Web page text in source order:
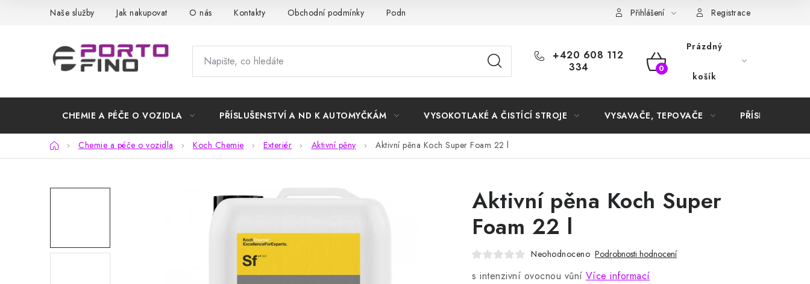
Naše služby Jak nakupovat O nás Kontakty Obchodní podmínky Podmínky ochrany osobních údajů Samoobslužné platební terminály
Přihlášení Registrace
+420 608 112
334
NÁKUPNÍ
Prázdný
košík
CHEMIE A PÉČE O VOZIDLA PŘÍSLUŠENSTVÍ A ND K AUTOMYČKÁM VYSOKOTLAKÉ A ČISTÍCÍ STROJE VYSAVAČE, TEPOVAČE PŘÍSLUŠENSTVÍ
DomůChemie a péče o vozidla Koch Chemie Exteriér Aktivní pěny Aktivní pěna Koch Super Foam 22 l
Aktivní pěna Koch Super
Foam 22 l
Neohodnoceno Podrobnosti hodnocení
s intenzivní ovocnou vůní Více informací